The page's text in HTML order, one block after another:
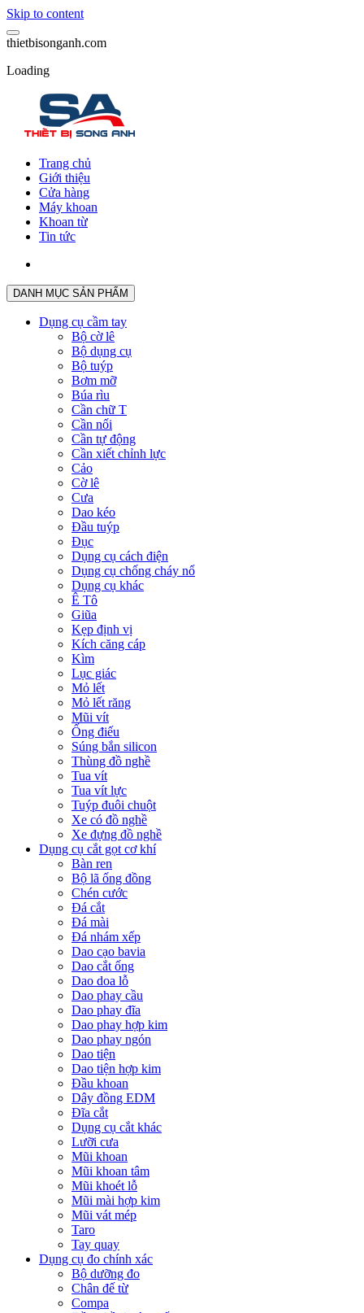
Skip to content
thietbisonganh.com
Loading
Trang chủ
Giới thiệu
Cửa hàng
Máy khoan
Khoan từ
Tin tức
DANH MỤC SẢN PHẨM
Dụng cụ cầm tay
Bộ cờ lê
Bộ dụng cụ
Bộ tuýp
Bơm mỡ
Búa rìu
Cần chữ T
Cần nối
Cần tự động
Cần xiết chỉnh lực
Cảo
Cờ lê
Cưa
Dao kéo
Đầu tuýp
Đục
Dụng cụ cách điện
Dụng cụ chống cháy nổ
Dụng cụ khác
Ê Tô
Giũa
Kẹp định vị
Kích căng cáp
Kìm
Lục giác
Mỏ lết
Mỏ lết răng
Mũi vít
Ống điếu
Súng bắn silicon
Thùng đồ nghề
Tua vít
Tua vít lực
Tuýp đuôi chuột
Xe có đồ nghề
Xe đựng đồ nghề
Dụng cụ cắt gọt cơ khí
Bàn ren
Bộ lã ống đồng
Chén cước
Đá cắt
Đá mài
Đá nhám xếp
Dao cạo bavia
Dao cắt ống
Dao doa lỗ
Dao phay cầu
Dao phay đĩa
Dao phay hợp kim
Dao phay ngón
Dao tiện
Dao tiện hợp kim
Đầu khoan
Dây đồng EDM
Đĩa cắt
Dụng cụ cắt khác
Lưỡi cưa
Mũi khoan
Mũi khoan tâm
Mũi khoét lỗ
Mũi mài hợp kim
Mũi vát mép
Taro
Tay quay
Dụng cụ đo chính xác
Bộ dưỡng đo
Chân đế từ
Compa